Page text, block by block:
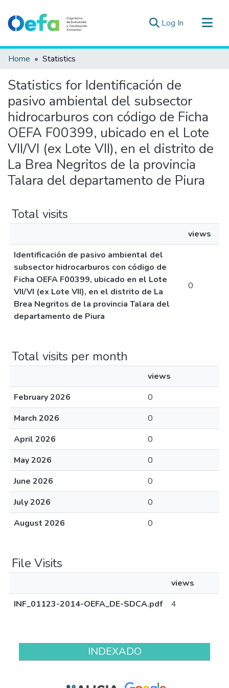
Log In (current)
Communities & Collections
Estad. Externas
Guias ▾
Home Statistics
Statistics for Identificación de
pasivo ambiental del subsector
hidrocarburos con código de Ficha
OEFA F00399, ubicado en el Lote
VII/VI (ex Lote VII), en el distrito de
La Brea Negritos de la provincia
Talara del departamento de Piura
Total visits
views
Identificación de pasivo ambiental del
subsector hidrocarburos con código de
Ficha OEFA F00399, ubicado en el Lote
VII/VI (ex Lote VII), en el distrito de La
Brea Negritos de la provincia Talara del
departamento de Piura
0
Total visits per month
views
February 2026
0
March 2026
0
April 2026
0
May 2026
0
June 2026
0
July 2026
0
August 2026
0
File Visits
views
INF_01123-2014-OEFA_DE-SDCA.pdf
4
INDEXADO